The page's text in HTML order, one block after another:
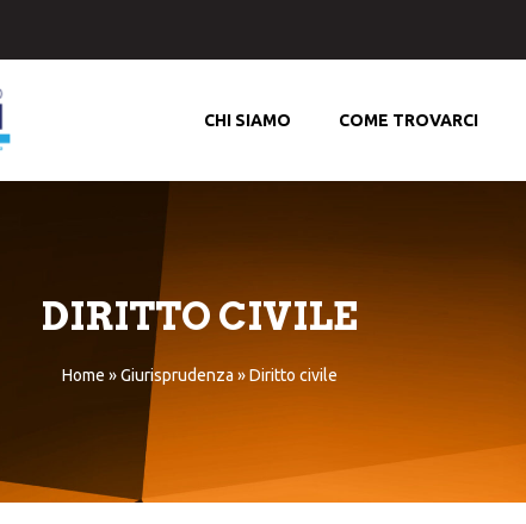
CHI SIAMO COME TROVARCI
DIRITTO CIVILE
Home »Giurisprudenza »Diritto civile